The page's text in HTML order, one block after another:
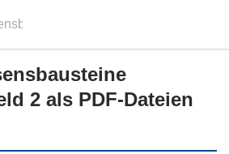
Themenfeld 2 als PDF-
2 als PDF-Dateien